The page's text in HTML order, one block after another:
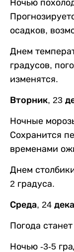
Ночью
осадков,
Днем
градусов,
изменятся.
Вторник, 23
Ночные
Сохранится
временами
Днем
2 градуса.
Среда, 24
Погода
Ночью -3-5